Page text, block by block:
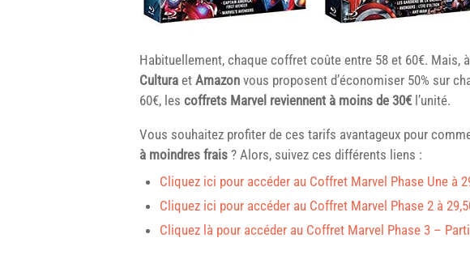
Habituellement, chaque coffret coûte entre 58 et 60€. Mais,
Cultura et Amazon vous proposent d’économiser 50% sur
60€, les coffrets Marvel reviennent à moins de 30€ l’unité.
Vous souhaitez profiter de ces tarifs avantageux pour
à moindres frais ? Alors, suivez ces différents liens :
Cliquez ici pour accéder au Coffret Marvel Phase Une à
Cliquez ici pour accéder au Coffret Marvel Phase 2 à
Cliquez là pour accéder au Coffret Marvel Phase 3 –